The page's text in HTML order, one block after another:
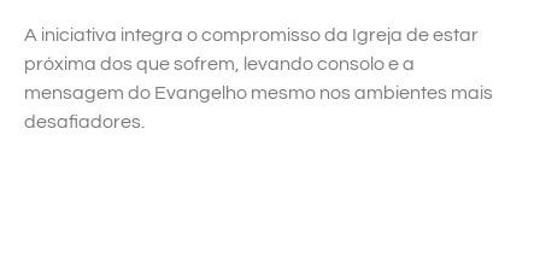
A iniciativa integra o compromisso da Igreja de estar
próxima dos que sofrem, levando consolo e a
mensagem do Evangelho mesmo nos ambientes mais
desafiadores.